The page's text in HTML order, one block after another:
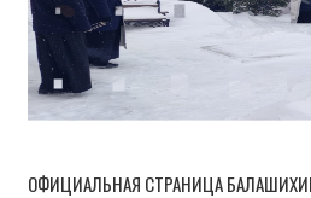
ОФИЦИАЛЬНАЯ СТРАНИЦА